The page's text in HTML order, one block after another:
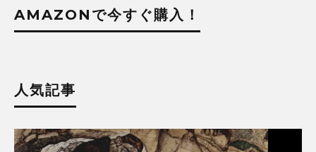
AMAZONで今すぐ購入！
人気記事